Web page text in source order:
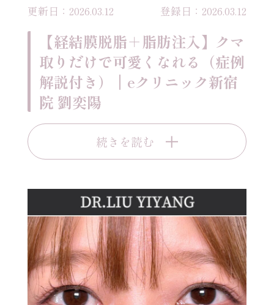
更新日：2026.03.12 登録日：2026.03.12
【経結膜脱脂＋脂肪注入】クマ
取りだけで可愛くなれる（症例
解説付き）｜eクリニック新宿
院 劉奕陽
続きを読む